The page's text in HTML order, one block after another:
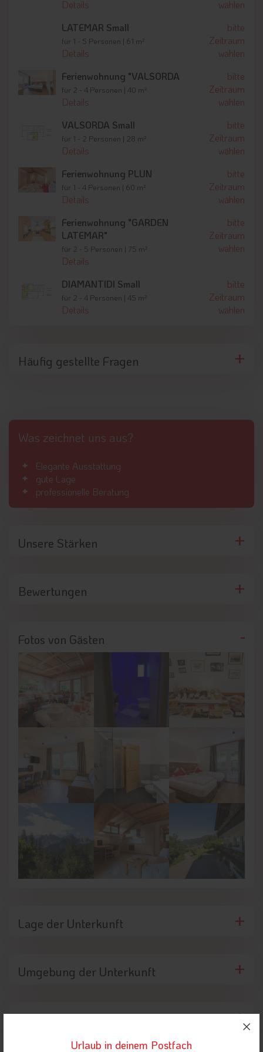
Familien finden abwechslungsreiche Möglichkeiten, die Natur
Dolomitenlandschaft machen jeden Tag zu einem besonderen
Winterurlaub am Skigebiet Carezza
In den Wintermonaten profitieren Gäste von der Nähe zum
Skigebiet Carezza, das nur wenige Minuten entfernt liegt.
Perfekt präparierte Pisten, moderne Liftanlagen und eine
traumhafte Kulisse machen das Skigebiet besonders attraktiv
für Familien und Genießer. Auch Winterwanderungen und
Schneeschuhtouren bieten unvergessliche Eindrücke in der
verschneiten Dolomitenlandschaft.
Komfort & besondere Extras
Das Haus Christian bietet gemütliche Unterkünfte mit
liebevollen Details und einer angenehmen Atmosphäre. Ein
Frühstückskorb
mit regionalen Produkten sorgt für einen
genussvollen Start in den Tag. Entspannung finden Gäste in
Guest Card zahlreiche Vorteile und freie Mobilität in der
Region ermöglicht. Die Kombination aus persönlichem
Service, durchdachten Extras und familiärem Ambiente macht
Details
wählen
LATEMAR Small
für 1 - 5 Personen | 61 m²
Details
bitte
Zeitraum
wählen
Ferienwohnung "VALSORDA
für 2 - 4 Personen | 40 m²
Details
bitte
Zeitraum
wählen
VALSORDA Small
für 1 - 2 Personen | 28 m²
Details
bitte
Zeitraum
wählen
Ferienwohnung PLUN
für 1 - 4 Personen | 60 m²
Details
bitte
Zeitraum
wählen
Ferienwohnung "GARDEN
LATEMAR"
für 2 - 5 Personen | 75 m²
Details
bitte
Zeitraum
wählen
DIAMANTIDI Small
für 2 - 4 Personen | 45 m²
Details
bitte
Zeitraum
wählen
Häufig gestellte Fragen
Was zeichnet uns aus?
Elegante Ausstattung
gute Lage
professionelle Beratung
Unsere Stärken
Bewertungen
Fotos von Gästen
Lage der Unterkunft
Umgebung der Unterkunft
Urlaub in deinem Postfach